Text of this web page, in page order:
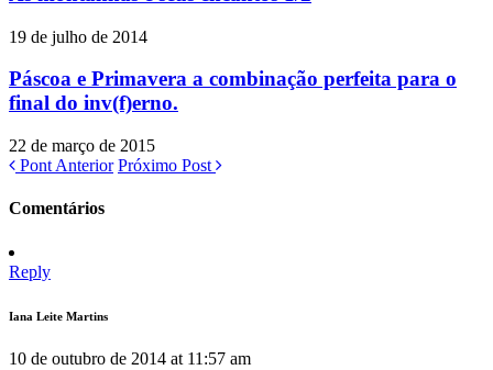
19 de julho de 2014
Páscoa e Primavera a combinação perfeita para o
final do inv(f)erno.
22 de março de 2015
Pont Anterior Próximo Post
Comentários
Reply
Iana Leite Martins
10 de outubro de 2014 at 11:57 am